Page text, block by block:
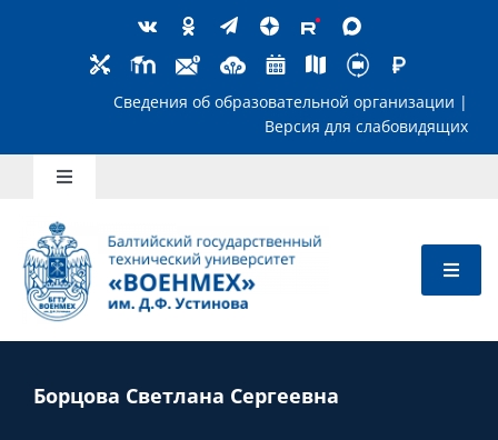
Сведения об образовательной
Toggle
Школьникам
Абитуриентам
Борцова Светлана Сергеевна